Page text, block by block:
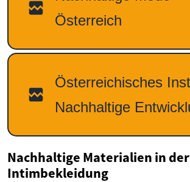
Nachhaltige Materialien in der
Intimbekleidung